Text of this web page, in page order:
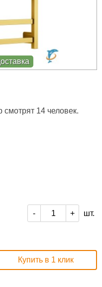
смотрят 14 человек.
- + шт.
Купить в 1 клик